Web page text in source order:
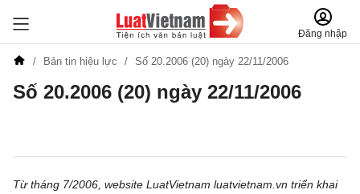
Đăng nhập
Bản tin hiệu lực Số 20.2006 (20) ngày 22/11/2006
Số 20.2006 (20) ngày 22/11/2006
Từ tháng 7/2006, website LuatVietnam luatvietnam.vn triển khai